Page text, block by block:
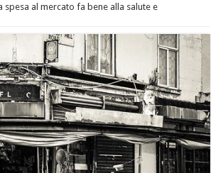
spesa al mercato fa bene alla salute e